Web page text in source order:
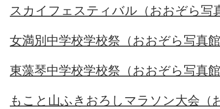
スカイフェスティバル（おおぞら写
女満別中学校学校祭（おおぞら写真
東藻琴中学校学校祭（おおぞら写真
もこと山ふきおろしマラソン大会（